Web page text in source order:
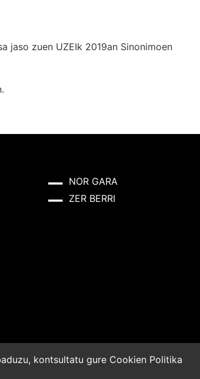
jaso zuen UZEIk 2019an Sinonimoen
NOR GARA
ZER BERRI
kontsultatu gure Cookien Politika